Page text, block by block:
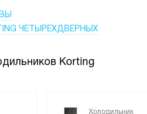
помогает быстро
ктото оставил
исправить ситуацию, не
ЧЕТЫРЕХДВЕРНЫХ
Korting
Холодильник